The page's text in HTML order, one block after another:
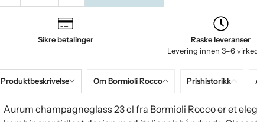
Sikre betalinger
Raske leveranser
Levering innen 3–6
Produktbeskrivelse Om Bormioli Rocco Prishistorikk
Aurum champagneglass 23 cl fra Bormioli Rocco er et